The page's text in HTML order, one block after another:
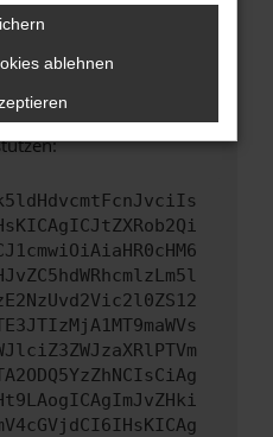
Schritte versucht
Wir werden
zu beheben. Du kannst
um uns bei der
ablehnen